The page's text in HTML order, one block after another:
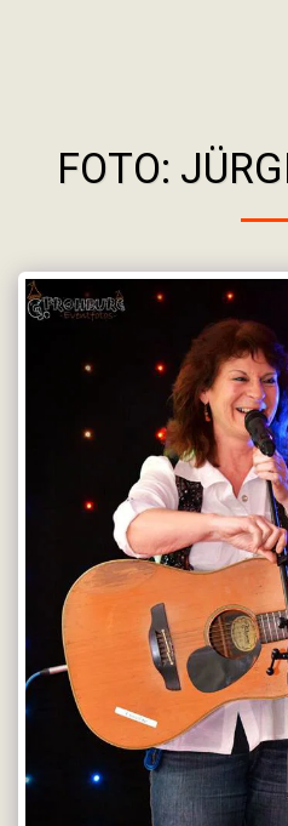
FOTO: